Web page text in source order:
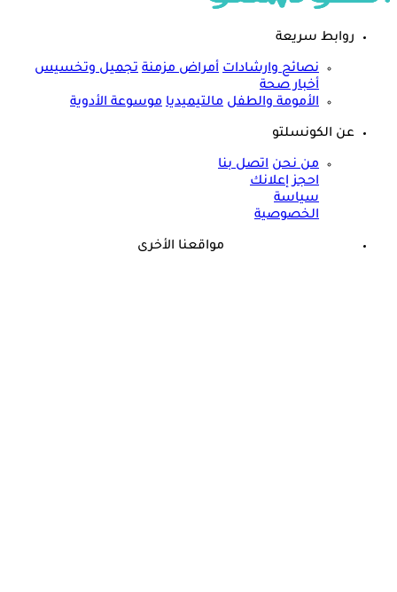
روابط سريعة
نصائح وارشادات أمراض مزمنة تجميل وتخسيس
أخبار صحة
الأمومة والطفل مالتيميديا موسوعة الأدوية
عن الكونسلتو
من نحن اتصل بنا
احجز إعلانك
سياسة
الخصوصية
مواقعنا الأخرى